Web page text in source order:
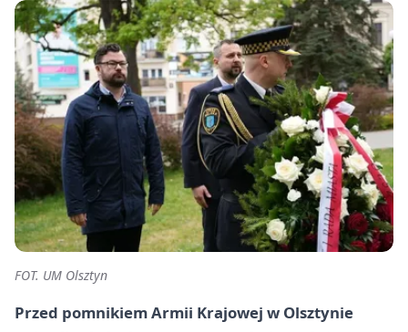
FOT. UM Olsztyn
Przed pomnikiem Armii Krajowej w Olsztynie